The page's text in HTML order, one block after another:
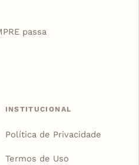
passa
INSTITUCIONAL
Política de Privacidade
Termos de Uso